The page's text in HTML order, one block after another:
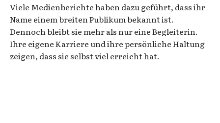
Viele Medienberichte haben dazu geführt, dass ihr
Name einem breiten Publikum bekannt ist.
Dennoch bleibt sie mehr als nur eine Begleiterin.
Ihre eigene Karriere und ihre persönliche Haltung
zeigen, dass sie selbst viel erreicht hat.